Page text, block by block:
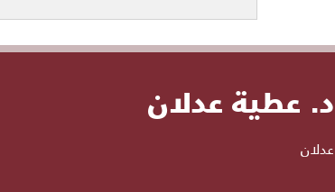
عطية عدلان